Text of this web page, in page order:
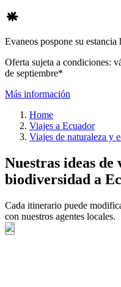
Evaneos pospone su estancia
Oferta sujeta a condiciones:
de septiembre*
Más información
Home
Viajes a Ecuador
Viajes de naturaleza y
Nuestras ideas
biodiversidad a
Cada itinerario puede
con nuestros agentes locales.